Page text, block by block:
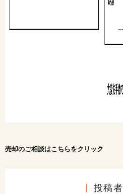
売却のご相談はこちらをクリック
投稿者